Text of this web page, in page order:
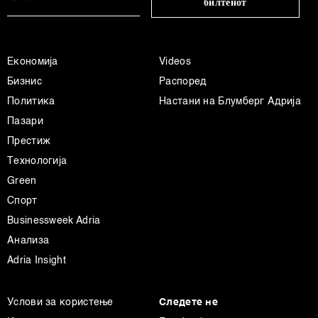
ја повлечете без негативни последици.билтенот
Економија
Бизнис
Политика
Пазари
Престиж
Технологија
Green
Спорт
Businessweek Adria
Анализа
Adria Insight
Videos
Распоред
Настани на Блумберг Адрија
Услови за користење
Следете не